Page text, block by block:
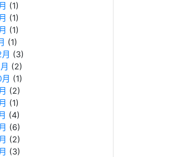
(1)
(1)
(1)
(1)
(3)
(2)
(1)
(2)
(1)
(4)
(6)
(2)
(3)